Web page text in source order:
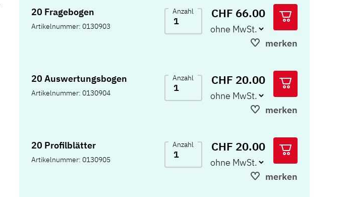
20 Fragebogen
Artikelnummer: 0130903
Anzahl CHF 66.00
merken
20 Auswertungsbogen
Artikelnummer: 0130904
Anzahl CHF 20.00
merken
20 Profilblätter
Artikelnummer: 0130905
Anzahl CHF 20.00
merken